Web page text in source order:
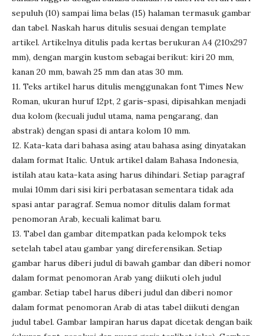
sepuluh (10) sampai lima belas (15) halaman termasuk gambar
dan tabel. Naskah harus ditulis sesuai dengan template
artikel. Artikelnya ditulis pada kertas berukuran A4 (210x297
mm), dengan margin kustom sebagai berikut: kiri 20 mm,
kanan 20 mm, bawah 25 mm dan atas 30 mm.
11. Teks artikel harus ditulis menggunakan font Times New
Roman, ukuran huruf 12pt, 2 garis-spasi, dipisahkan menjadi
dua kolom (kecuali judul utama, nama pengarang, dan
abstrak) dengan spasi di antara kolom 10 mm.
12. Kata-kata dari bahasa asing atau bahasa asing dinyatakan
dalam format Italic. Untuk artikel dalam Bahasa Indonesia,
istilah atau kata-kata asing harus dihindari. Setiap paragraf
mulai 10mm dari sisi kiri perbatasan sementara tidak ada
spasi antar paragraf. Semua nomor ditulis dalam format
penomoran Arab, kecuali kalimat baru.
13. Tabel dan gambar ditempatkan pada kelompok teks
setelah tabel atau gambar yang direferensikan. Setiap
gambar harus diberi judul di bawah gambar dan diberi nomor
dalam format penomoran Arab yang diikuti oleh judul
gambar. Setiap tabel harus diberi judul dan diberi nomor
dalam format penomoran Arab di atas tabel diikuti dengan
judul tabel. Gambar lampiran harus dapat dicetak dengan baik